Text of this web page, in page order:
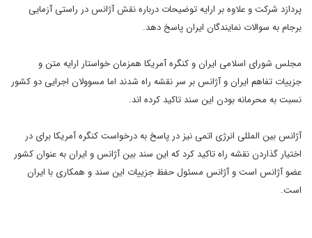
پردازد شرکت و علاوه بر ارایه توضیحات درباره نقش آژانس در راستی آزمایی
برجام به سوالات نمایندگان ایران پاسخ دهد.
مجلس شورای اسلامی ایران و کنگره آمریکا همزمان خواستار ارایه متن و
جزییات تفاهم ایران و آژانس بر سر نقشه راه شدند اما مسوولان اجرایی دو کشور
نسبت به محرمانه بودن این سند تاکید کرده اند.
آژانس بین المللی انرژی اتمی نیز در پاسخ به درخواست کنگره آمریکا برای در
اختیار گذاردن نقشه راه تاکید کرد که این سند بین آژانس و ایران به عنوان کشور
عضو آژانس است و آژانس مسئول حفظ جزییات این سند و همکاری با ایران
است.